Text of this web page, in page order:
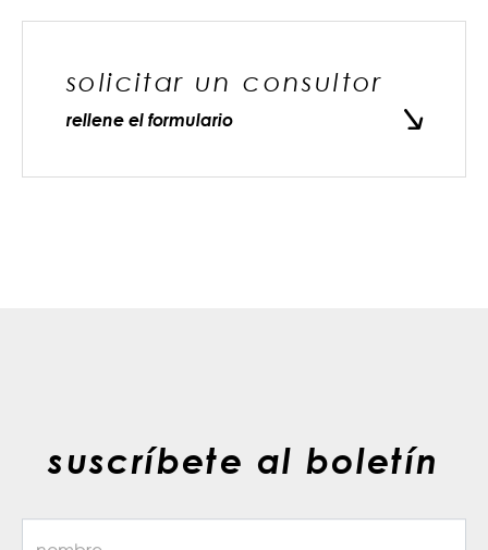
solicitar un consultor
rellene el formulario
suscríbete al boletín